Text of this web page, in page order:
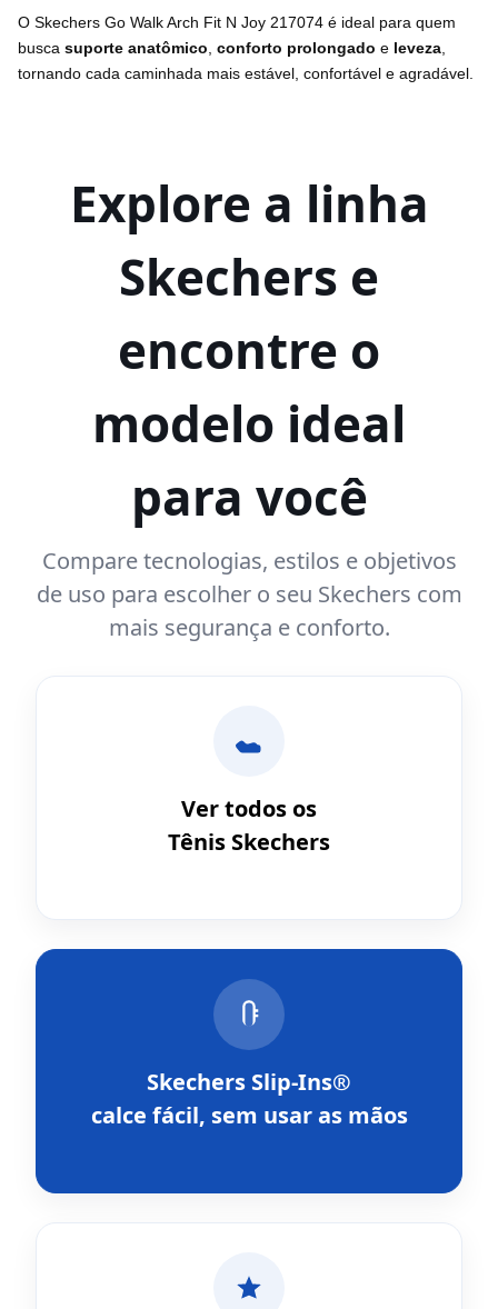
O Skechers Go Walk Arch Fit N Joy 217074 é ideal para quem
busca suporte anatômico conforto prolongado e leveza
tornando cada caminhada mais estável, confortável e agradável.
Explore a linha
Skechers e
encontre o
modelo ideal
para você
Compare tecnologias, estilos e objetivos
de uso para escolher o seu Skechers com
mais segurança e conforto.
Ver todos os
Tênis Skechers
Skechers Slip-Ins®
calce fácil, sem usar as mãos